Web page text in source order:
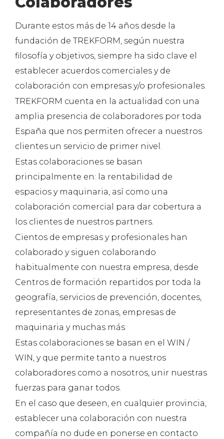
Durante estos más de 14 años desde la
fundación de TREKFORM, según nuestra
filosofía y objetivos, siempre ha sido clave el
establecer acuerdos comerciales y de
colaboración con empresas y/o profesionales.
TREKFORM cuenta en la actualidad con una
amplia presencia de colaboradores por toda
España que nos permiten ofrecer a nuestros
clientes un servicio de primer nivel.
Estas colaboraciones se basan
principalmente en: la rentabilidad de
espacios y maquinaria, así como una
colaboración comercial para dar cobertura a
los clientes de nuestros partners.
Cientos de empresas y profesionales han
colaborado y siguen colaborando
habitualmente con nuestra empresa, desde
Centros de formación repartidos por toda la
geografía, servicios de prevención, docentes,
representantes de zonas, empresas de
maquinaria y muchas más
Estas colaboraciones se basan en el WIN /
WIN, y que permite tanto a nuestros
colaboradores como a nosotros, unir nuestras
fuerzas para ganar todos.
En el caso que deseen, en cualquier provincia,
establecer una colaboración con nuestra
compañía no dude en ponerse en contacto